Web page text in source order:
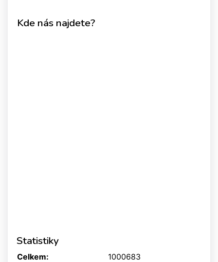
Kde nás najdete?
Statistiky
Celkem:
1000683